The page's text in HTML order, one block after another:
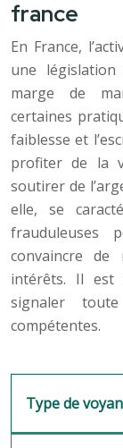
france
En France,
une
marge de
certaines
faiblesse et
profiter de la
soutirer de
elle, se
frauduleuses
convaincre
intérêts. Il est
signaler
compétentes.
Type de